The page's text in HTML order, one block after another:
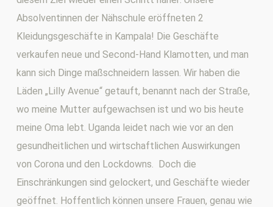
Absolventinnen der Nähschule eröffneten 2
Kleidungsgeschäfte in Kampala! Die Geschäfte
verkaufen neue und Second-Hand Klamotten, und man
kann sich Dinge maßschneidern lassen. Wir haben die
Läden „Lilly Avenue“ getauft, benannt nach der Straße,
wo meine Mutter aufgewachsen ist und wo bis heute
meine Oma lebt. Uganda leidet nach wie vor an den
gesundheitlichen und wirtschaftlichen Auswirkungen
von Corona und den Lockdowns. Doch die
Einschränkungen sind gelockert, und Geschäfte wieder
geöffnet. Hoffentlich können unsere Frauen, genau wie